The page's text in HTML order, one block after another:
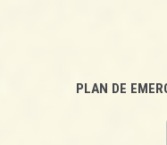
PLAN DE